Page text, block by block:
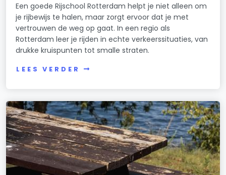
Een goede Rijschool Rotterdam helpt je niet alleen om
je rijbewijs te halen, maar zorgt ervoor dat je met
vertrouwen de weg op gaat. In een regio als
Rotterdam leer je rijden in echte verkeerssituaties, van
drukke kruispunten tot smalle straten.
LEES VERDER